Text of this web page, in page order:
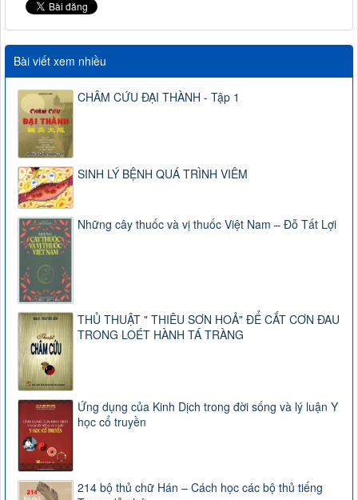
Bài viết xem nhiều
CHÂM CỨU ĐẠI THÀNH - Tập 1
SINH LÝ BỆNH QUÁ TRÌNH VIÊM
Những cây thuốc và vị thuốc Việt Nam – Đỗ Tất Lợi
THỦ THUẬT " THIÊU SƠN HOẢ" ĐỂ CẮT CƠN ĐAU
TRONG LOÉT HÀNH TÁ TRÀNG
Ứng dụng của Kinh Dịch trong đời sống và lý luận Y
học cổ truyền
214 bộ thủ chữ Hán – Cách học các bộ thủ tiếng